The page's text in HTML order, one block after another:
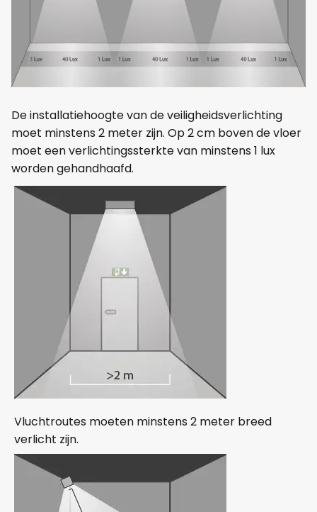
De installatiehoogte van de veiligheidsverlichting
moet minstens 2 meter zijn. Op 2 cm boven de vloer
moet een verlichtingssterkte van minstens 1 lux
worden gehandhaafd.
Vluchtroutes moeten minstens 2 meter breed
verlicht zijn.